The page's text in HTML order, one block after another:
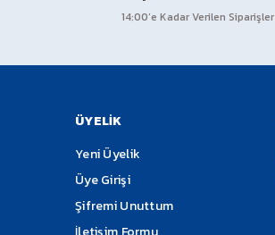
14:00’e Kadar Verilen Siparişler
ÜYELİK
Yeni Üyelik
Üye Girişi
Şifremi Unuttum